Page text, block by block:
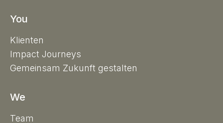
You
Klienten
Impact Journeys
Gemeinsam Zukunft gestalten
We
Team